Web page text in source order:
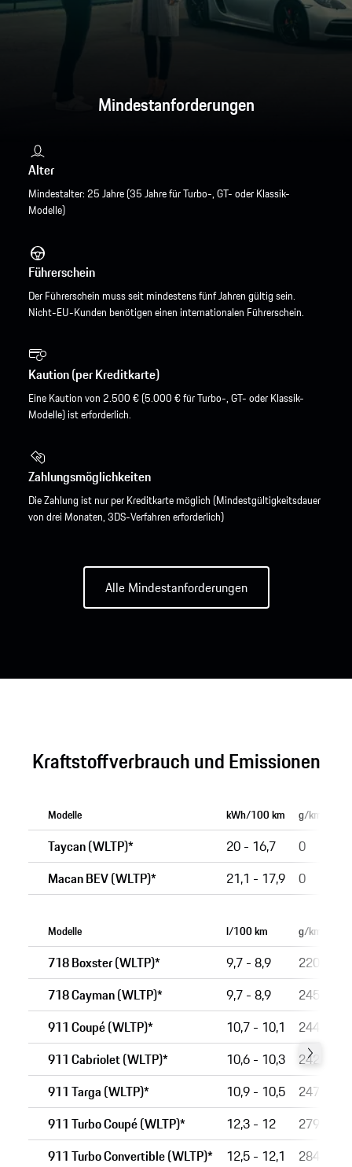
Mindestanforderungen
Alter
Mindestalter: 25 Jahre (35 Jahre für Turbo-, GT- oder Klassik-
Modelle)
Führerschein
Der Führerschein muss seit mindestens fünf Jahren gültig sein.
Nicht-EU-Kunden benötigen einen internationalen Führerschein.
Kaution (per Kreditkarte)
Eine Kaution von 2.500 € (5.000 € für Turbo-, GT- oder Klassik-
Modelle) ist erforderlich.
Zahlungsmöglichkeiten
Die Zahlung ist nur per Kreditkarte möglich (Mindestgültigkeitsdauer
von drei Monaten, 3DS-Verfahren erforderlich)
Alle Mindestanforderungen
Kraftstoffverbrauch und Emissionen
Modelle kWh/100 km g/km
Taycan (WLTP)* 20 - 16,7
0
Macan BEV (WLTP)*
21,1 - 17,9 0
Modelle l/100 km g/km
718 Boxster (WLTP)* 9,7 - 8,9
220 - 201
718 Cayman (WLTP)*
9,7 - 8,9
245 - 233
911 Coupé (WLTP)*
10,7 - 10,1
244 - 230
911 Cabriolet (WLTP)*
10,6 - 10,3
242 - 235
911 Targa (WLTP)*
10,9 - 10,5
247 - 238
911 Turbo Coupé (WLTP)*
12,3 - 12
279 - 271
911 Turbo Convertible (WLTP)*
12,5 - 12,1
284 - 275